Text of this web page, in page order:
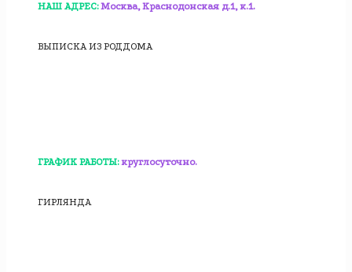
НАШ АДРЕС: Москва, Краснодонская д.1, к.1.
ВЫПИСКА ИЗ РОДДОМА
ГРАФИК РАБОТЫ: круглосуточно.
ГИРЛЯНДА